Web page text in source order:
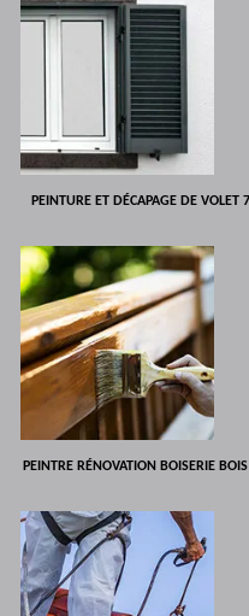
PEINTURE ET DÉCAPAGE DE VOLET
PEINTRE RÉNOVATION BOISERIE